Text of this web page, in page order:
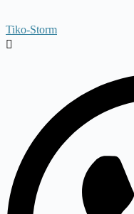
Tiko-Storm